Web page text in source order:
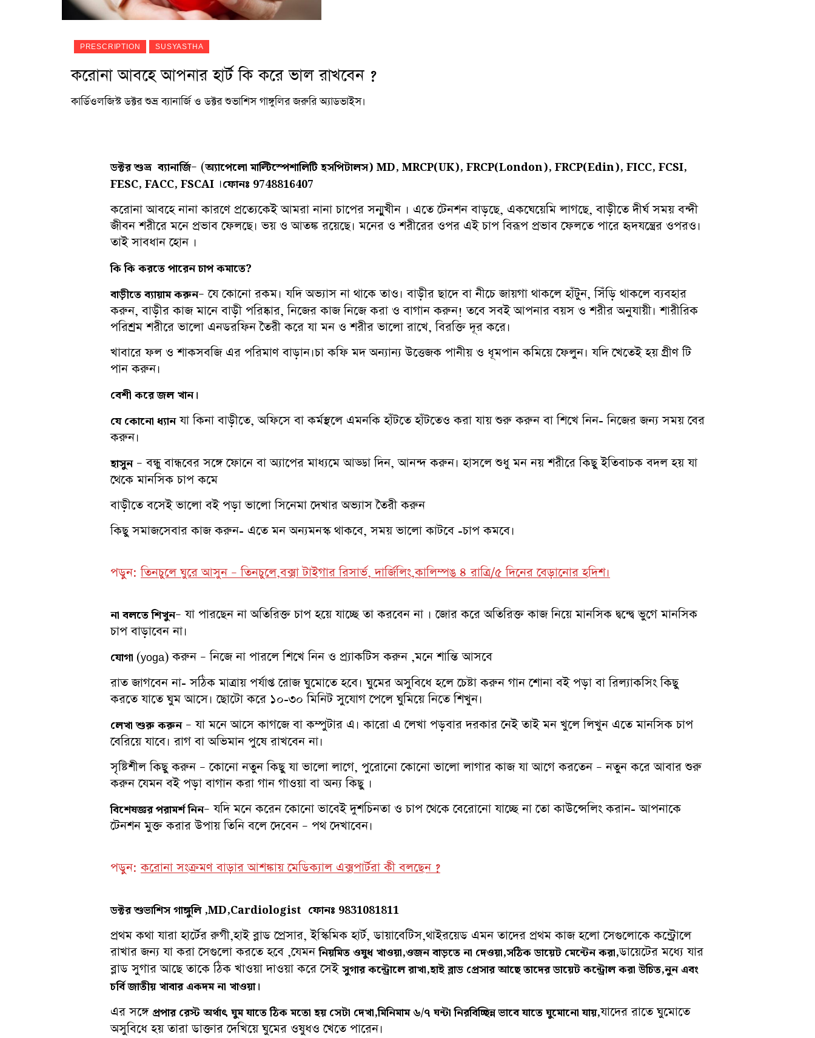
PRESCRIPTION SUSYASTHA
করোনা আবহে আপনার হার্ট কি করে ভাল রাখবেন ?
কার্ডিওলজিস্ট ডক্টর শুভ্র ব্যানার্জি ও ডক্টর শুভাশিস গাঙ্গুলির জরুরি অ্যাডভাইস।
ডক্টর শুভ্র ব্যানার্জি– (অ্যাপেলো মাল্টিস্পেশালিটি হসপিটালস) MD, MRCP(UK), FRCP(London), FRCP(Edin), FICC, FCSI,
FESC, FACC, FSCAI ।ফোনঃ 9748816407
করোনা আবহে নানা কারণে প্রত্যেকেই আমরা নানা চাপের সন্মুখীন । এতে টেনশন বাড়ছে, একঘেয়েমি লাগছে, বাড়ীতে দীর্ঘ সময় বন্দী
জীবন শরীরে মনে প্রভাব ফেলছে। ভয় ও আতঙ্ক রয়েছে। মনের ও শরীরের ওপর এই চাপ বিরূপ প্রভাব ফেলতে পারে হৃদযন্ত্রের ওপরও।
তাই সাবধান হোন ।
কিকিকরতেপারেনচাপকমাতে?
বাড়ীতেব্যায়ামকরুন– যে কোনো রকম। যদি অভ্যাস না থাকে তাও। বাড়ীর ছাদে বা নীচে জায়গা থাকলে হাঁটুন, সিঁড়ি থাকলে ব্যবহার
করুন, বাড়ীর কাজ মানে বাড়ী পরিষ্কার, নিজের কাজ নিজে করা ও বাগান করুন! তবে সবই আপনার বয়স ও শরীর অনুযায়ী। শারীরিক
পরিশ্রম শরীরে ভালো এনডরফিন তৈরী করে যা মন ও শরীর ভালো রাখে, বিরক্তি দূর করে।
খাবারে ফল ও শাকসবজি এর পরিমাণ বাড়ান।চা কফি মদ অন্যান্য উত্তেজক পানীয় ও ধূমপান কমিয়ে ফেলুন। যদি খেতেই হয় গ্রীণ টি
পান করুন।
বেশী করেজল খান।
যে কোনো ধ্যানযা কিনা বাড়ীতে, অফিসে বা কর্মস্থলে এমনকি হাঁটতে হাঁটতেও করা যায় শুরু করুন বা শিখে নিন- নিজের জন্য সময় বের
করুন।
হাসুন– বন্ধু বান্ধবের সঙ্গে ফোনে বা অ্যাপের মাধ্যমে আড্ডা দিন, আনন্দ করুন। হাসলে শুধু মন নয় শরীরে কিছু ইতিবাচক বদল হয় যা
থেকে মানসিক চাপ কমে
বাড়ীতে বসেই ভালো বই পড়া ভালো সিনেমা দেখার অভ্যাস তৈরী করুন
কিছু সমাজসেবার কাজ করুন- এতে মন অন্যমনস্ক থাকবে, সময় ভালো কাটবে -চাপ কমবে।
পড়ুন:তিনচুলে ঘুরে আসুন – তিনচুলে,বক্সা টাইগার রিসার্ভ, দার্জিলিং,কালিম্পঙ ৪ রাত্রি/৫ দিনের বেড়ানোর হদিশ।
না বলতেশিখুন– যা পারছেন না অতিরিক্ত চাপ হয়ে যাচ্ছে তা করবেন না । জোর করে অতিরিক্ত কাজ নিয়ে মানসিক দ্বন্দ্বে ভুগে মানসিক
চাপ বাড়াবেন না।
যোগা (yoga) করুন – নিজে না পারলে শিখে নিন ও প্র্যাকটিস করুন ,মনে শান্তি আসবে
রাত জাগবেন না- সঠিক মাত্রায় পর্যাপ্ত রোজ ঘুমোতে হবে। ঘুমের অসুবিধে হলে চেষ্টা করুন গান শোনা বই পড়া বা রিল্যাকসিং কিছু
করতে যাতে ঘুম আসে। ছোটো করে ১০-৩০ মিনিট সুযোগ পেলে ঘুমিয়ে নিতে শিখুন।
লেখা শুরুকরুন– যা মনে আসে কাগজে বা কম্পুটার এ। কারো এ লেখা পড়বার দরকার নেই তাই মন খুলে লিখুন এতে মানসিক চাপ
বেরিয়ে যাবে। রাগ বা অভিমান পুষে রাখবেন না।
সৃষ্টিশীল কিছু করুন – কোনো নতুন কিছু যা ভালো লাগে, পুরোনো কোনো ভালো লাগার কাজ যা আগে করতেন – নতুন করে আবার শুরু
করুন যেমন বই পড়া বাগান করা গান গাওয়া বা অন্য কিছু ।
বিশেষজ্ঞর পরামর্শ নিন– যদি মনে করেন কোনো ভাবেই দুশচিনতা ও চাপ থেকে বেরোনো যাচ্ছে না তো কাউন্সেলিং করান- আপনাকে
টেনশন মুক্ত করার উপায় তিনি বলে দেবেন – পথ দেখাবেন।
পড়ুন:করোনা সংক্রমণ বাড়ার আশঙ্কায় মেডিক্যাল এক্সপার্টরা কী বলছেন ?
ডক্টর শুভাশিস গাঙ্গুলি ,MD,Cardiologist ফোনঃ 9831081811
প্রথম কথা যারা হার্টের রুগী,হাই ব্লাড প্রেসার, ইস্কিমিক হার্ট, ডায়াবেটিস,থাইরয়েড এমন তাদের প্রথম কাজ হলো সেগুলোকে কন্ট্রোলে
রাখার জন্য যা করা সেগুলো করতে হবে ,যেমননিয়মিত ওষুধ খাওয়া,ওজন বাড়তে না দেওয়া,সঠিক ডায়েট মেন্টেন করা,ডায়েটের মধ্যে যার
ব্লাড সুগার আছে তাকে ঠিক খাওয়া দাওয়া করে সেইসুগার কন্ট্রোলে রাখা,হাই ব্লাড প্রেসার আছে তাদের ডায়েট কন্ট্রোল করা উচিত,নুন এবং
চর্বি জাতীয় খাবার একদম না খাওয়া।
এর সঙ্গে প্রপার রেস্ট অর্থাৎ ঘুম যাতে ঠিক মতো হয় সেটা দেখা,মিনিমাম ৬/৭ ঘন্টা নিরবিচ্ছিন্ন ভাবে যাতে ঘুমোনো যায়,যাদের রাতে ঘুমোতে
অসুবিধে হয় তারা ডাক্তার দেখিয়ে ঘুমের ওষুধও খেতে পারেন।